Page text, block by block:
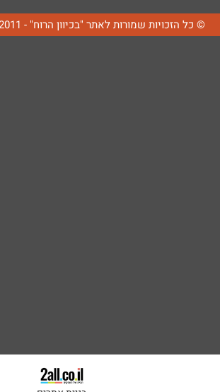
© כל הזכויות שמורות לאתר "בכיוון הרוח" - 2011 טל: 050-8517840